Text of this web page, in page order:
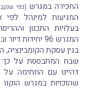
החכירה במגרש (כפי
המגיעות למינהל לפי
בעלויות התכנון
המגרש 96 יחידות דיור ובית כנסת חדש.
בגין עסקת
דהיינו עם החתימה